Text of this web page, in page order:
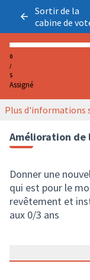
Sortir de la
cabine de
0
/
5
Assigné
Plus d'informations
Amélioration de
Donner une
qui est pour le
revêtement et
aux 0/3 ans